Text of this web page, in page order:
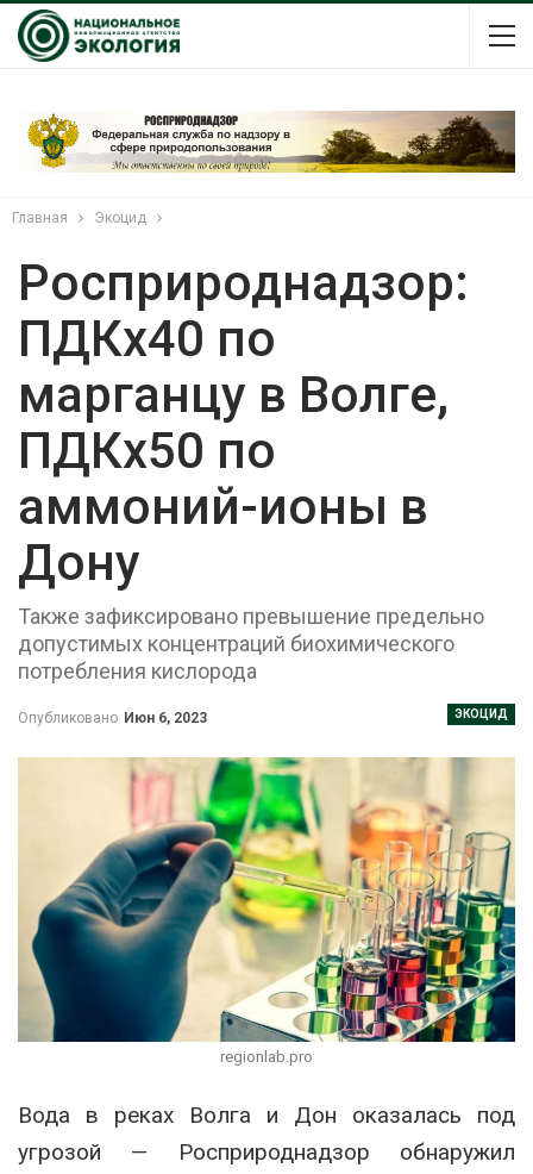
Главная Экоцид
Росприроднадзор:
ПДКх40 по
марганцу в Волге,
ПДКх50 по
аммоний-ионы в
Дону
Также зафиксировано превышение предельно
допустимых концентраций биохимического
потребления кислорода
ЭКОЦИД
Опубликовано Июн 6, 2023
regionlab.pro
Вода в реках Волга и Дон оказалась под
угрозой — Росприроднадзор обнаружил